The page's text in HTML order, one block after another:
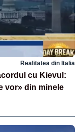
Realitatea din Italia
cu Kievul:
vor» din minele